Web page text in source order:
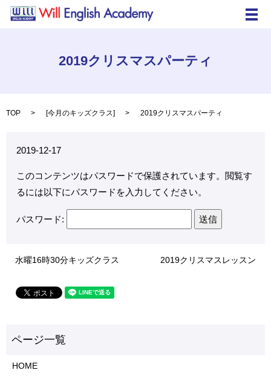
メ
2019クリスマスパーティ
TOP [今月のキッズクラス] 2019クリスマスパーティ
2019-12-17
このコンテンツはパスワードで保護されています。閲覧す
るには以下にパスワードを入力してください。
パスワード:
水曜16時30分キッズクラス 2019クリスマスレッスン
HOME